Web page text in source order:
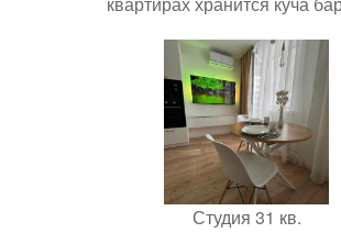
Студия 31 кв.